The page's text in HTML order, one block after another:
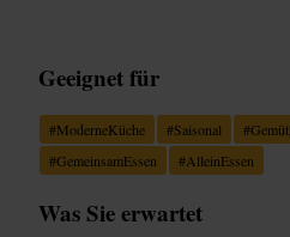
Geeignet für
#ModerneKüche #Saisonal #
#GemeinsamEssen #AlleinEssen
Was Sie erwartet